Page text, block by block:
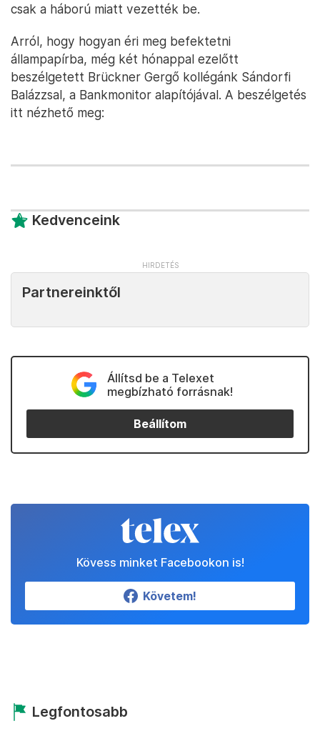
csak a háború miatt vezették be.
Arról, hogy hogyan éri meg befektetni
állampapírba, még két hónappal ezelőtt
beszélgetett Brückner Gergő kollégánk Sándorfi
Balázzsal, a Bankmonitor alapítójával. A beszélgetés
itt nézhető meg:
Kedvenceink
Partnereinktől
Állítsd be a Telexet
megbízható forrásnak!
Beállítom
Kövess minket Facebookon is!
Követem!
Legfontosabb